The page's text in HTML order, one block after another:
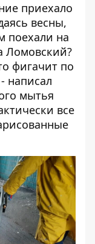
приехало
весны,
поехали на
Ломовский?
фигачит по
написал
мытья
все